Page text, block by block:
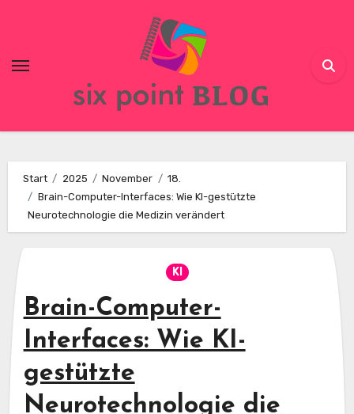
Start 2025 November
18.
Brain-Computer-Interfaces: Wie KI-gestützte
Neurotechnologie die Medizin verändert
KI
Brain-Computer-
Interfaces: Wie KI-
gestützte
Neurotechnologie die